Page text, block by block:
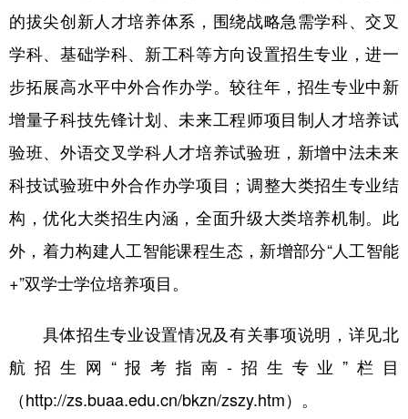
的拔尖创新人才培养体系，围绕战略急需学科、交叉
学科、基础学科、新工科等方向设置招生专业，进一
步拓展高水平中外合作办学。较往年，招生专业中新
增量子科技先锋计划、未来工程师项目制人才培养试
验班、外语交叉学科人才培养试验班，新增中法未来
科技试验班中外合作办学项目；调整大类招生专业结
构，优化大类招生内涵，全面升级大类培养机制。此
外，着力构建人工智能课程生态，新增部分“人工智能
+”双学士学位培养项目。
具体招生专业设置情况及有关事项说明，详见北
航招生网“报考指南-招生专业”栏目
（http://zs.buaa.edu.cn/bkzn/zszy.htm）。